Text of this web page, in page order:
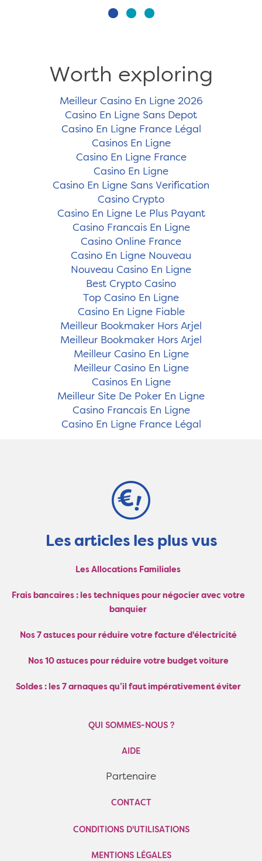
Worth exploring
Meilleur Casino En Ligne 2026
Casino En Ligne Sans Depot
Casino En Ligne France Légal
Casinos En Ligne
Casino En Ligne France
Casino En Ligne
Casino En Ligne Sans Verification
Casino Crypto
Casino En Ligne Le Plus Payant
Casino Francais En Ligne
Casino Online France
Casino En Ligne Nouveau
Nouveau Casino En Ligne
Best Crypto Casino
Top Casino En Ligne
Casino En Ligne Fiable
Meilleur Bookmaker Hors Arjel
Meilleur Bookmaker Hors Arjel
Meilleur Casino En Ligne
Meilleur Casino En Ligne
Casinos En Ligne
Meilleur Site De Poker En Ligne
Casino Francais En Ligne
Casino En Ligne France Légal
Les articles les plus vus
Les Allocations Familiales
Frais bancaires : les techniques pour négocier avec votre
banquier
Nos 7 astuces pour réduire votre facture d'électricité
Nos 10 astuces pour réduire votre budget voiture
Soldes : les 7 arnaques qu’il faut impérativement éviter
QUI SOMMES-NOUS ?
AIDE
Partenaire
CONTACT
CONDITIONS D'UTILISATIONS
MENTIONS LÉGALES